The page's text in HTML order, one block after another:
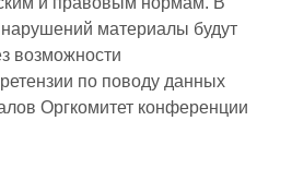
материалы будут
возможности
по поводу данных
Оргкомитет конференции